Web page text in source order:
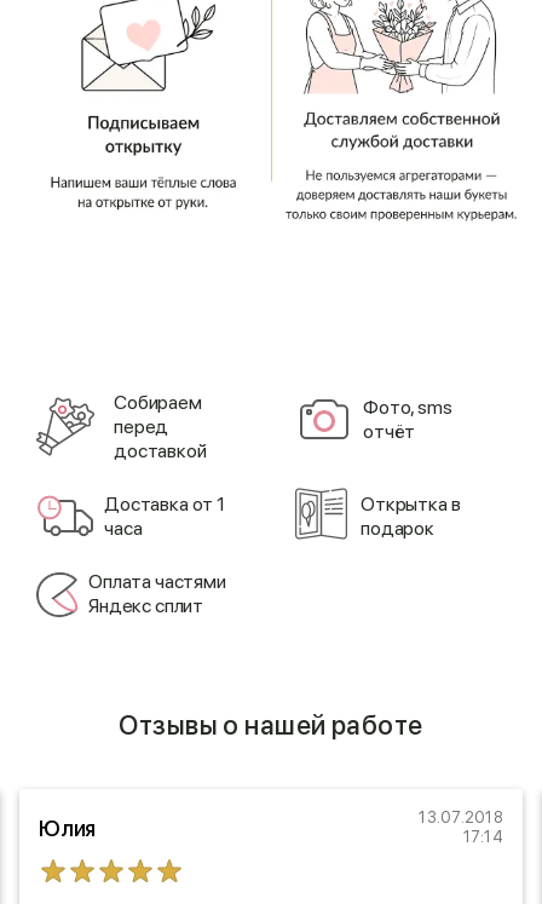
Cобираем
перед
доставкой
Фото, sms
отчёт
Доставка от 1
часа
Открытка в
подарок
Оплата частями
Яндекс сплит
Отзывы о нашей работе
Юлия
13.07.2018
17:14